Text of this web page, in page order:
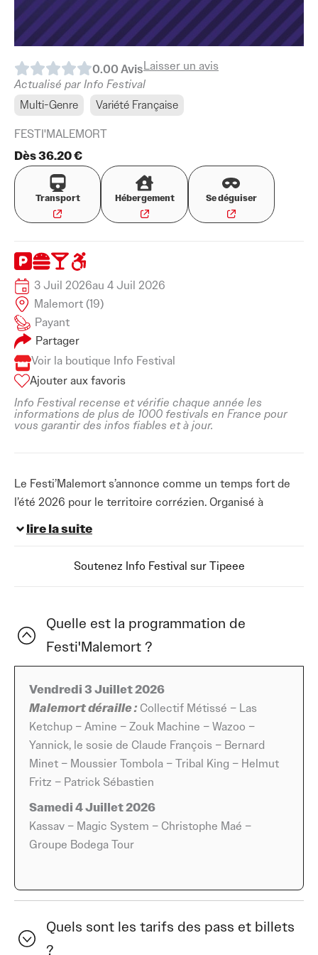
0.00AvisLaisser un avis
Actualisé par Info Festival
Multi-Genre
Variété Française
FESTI'MALEMORT
Dès 36.20 €
Transport Hébergement Se déguiser
3 Juil 2026au 4 Juil 2026
Malemort (19)
Payant
Partager
Voir la boutique Info Festival
Ajouter aux favoris
Info Festival recense et vérifie chaque année les
informations de plus de 1000 festivals en France pour
vous garantir des infos fiables et à jour.
Le Festi’Malemort s’annonce comme un temps fort de
l’été 2026 pour le territoire corrézien. Organisé à
Malemort du 3 au 4 juillet, ce rendez-vous musical
réunit une programmation éclectique qui attire un public
large et intergénérationnel. Pensé comme un moment
de partage autour de la musique populaire et festive, le
la dynamique événementielle de la commune et
renforce son attractivité à l’échelle régionale, tout en
valorisant un esprit accessible et fédérateur.
La programmation du Festi’Malemort 2026 se distingue
par la diversité des styles représentés et par la notoriété
de nombreux artistes. Kassav et Zouk Machine
apporteront des sonorités venues des Caraïbes,
connues pour leur énergie communicative et leur
capacité à rassembler un large public. Magic System,
avec ses titres populaires, viendra compléter cette
dimension dansante, tandis que Collectif Métissé
proposera un univers festif assumé, parfaitement en
Tribal King s’inscrivent également dans cette volonté de
reconnaissables.
lire la suite
Soutenez Info Festival sur Tipeee
Quelle est la programmation de
Festi'Malemort ?
Vendredi 3 Juillet 2026
Malemort déraille : Collectif Métissé – Las
Ketchup – Amine – Zouk Machine – Wazoo –
Yannick, le sosie de Claude François – Bernard
Minet – Moussier Tombola – Tribal King – Helmut
Fritz – Patrick Sébastien
Samedi 4 Juillet 2026
Kassav – Magic System – Christophe Maé –
Groupe Bodega Tour
Quels sont les tarifs des pass et billets
?